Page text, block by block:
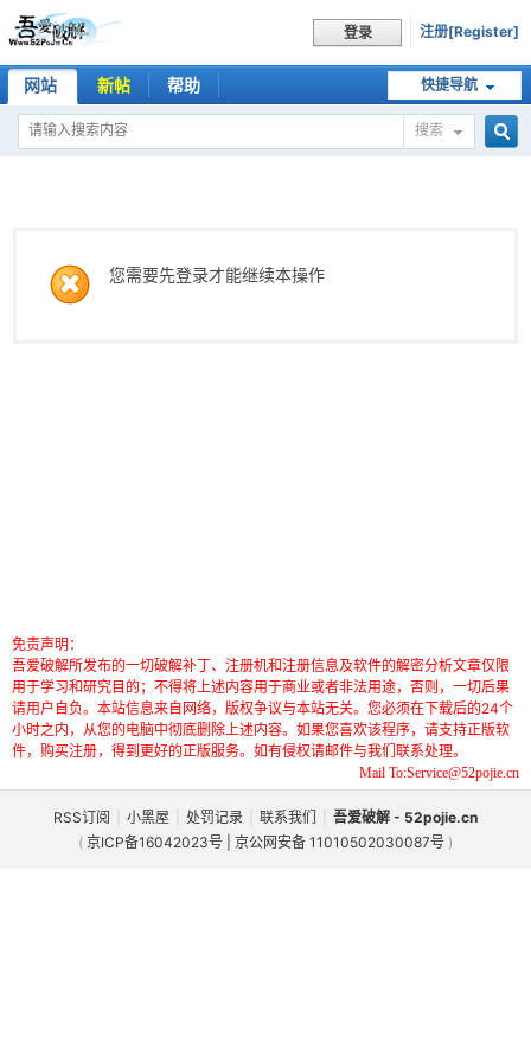
登录 注册[Register]
快捷导航
网站 新帖 帮助
搜索
您需要先登录才能继续本操作
免责声明：
吾爱破解所发布的一切破解补丁、注册机和注册信息及软件的解密分析文章仅限
用于学习和研究目的；不得将上述内容用于商业或者非法用途，否则，一切后果
请用户自负。本站信息来自网络，版权争议与本站无关。您必须在下载后的24个
小时之内，从您的电脑中彻底删除上述内容。如果您喜欢该程序，请支持正版软
件，购买注册，得到更好的正版服务。如有侵权请邮件与我们联系处理。
Mail To:Service@52pojie.cn
RSS订阅 小黑屋 处罚记录 联系我们
吾爱破解 - 52pojie.cn
( 京ICP备16042023号 | 京公网安备 11010502030087号 )